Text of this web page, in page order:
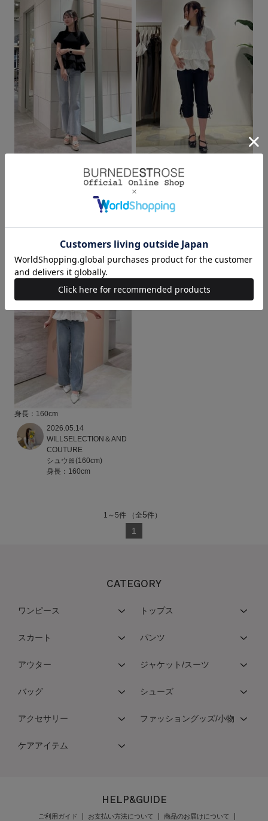
WILLSELECTION＆
小雪（170cm）/阪神梅田
身長：170cm
2026.05.16
静岡パルコ
身長：151cm
身長：160cm
2026.05.14
WILLSELECTION＆AND
COUTURE
シュウ🎀(160cm)
身長：160cm
1 ～5件 （全5件）
1
CATEGORY
ワンピース トップス
スカート パンツ
アウター ジャケット/スーツ
バッグ シューズ
アクセサリー ファッショングッズ/小物
ケアアイテム
HELP&GUIDE
ご利用ガイド お支払い方法について 商品のお届けについて